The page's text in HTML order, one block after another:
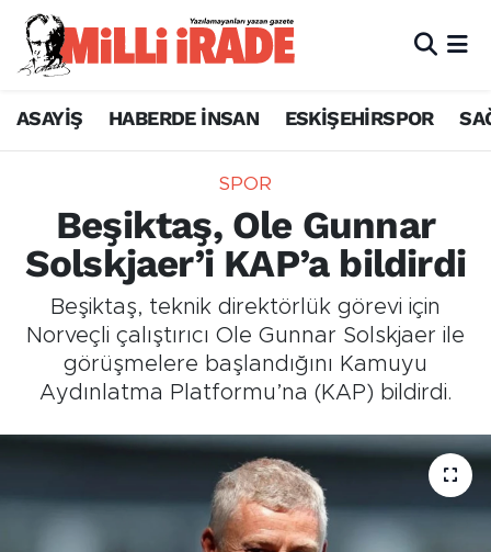
ASAYİŞ HABERDE İNSAN ESKİŞEHİRSPOR
SPOR
Beşiktaş, Ole Gunnar
Solskjaer’i KAP’a bildirdi
Beşiktaş, teknik direktörlük görevi için
Norveçli çalıştırıcı Ole Gunnar Solskjaer ile
görüşmelere başlandığını Kamuyu
Aydınlatma Platformu’na (KAP) bildirdi.